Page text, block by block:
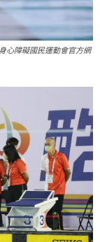
心障礙國民運動會官方網